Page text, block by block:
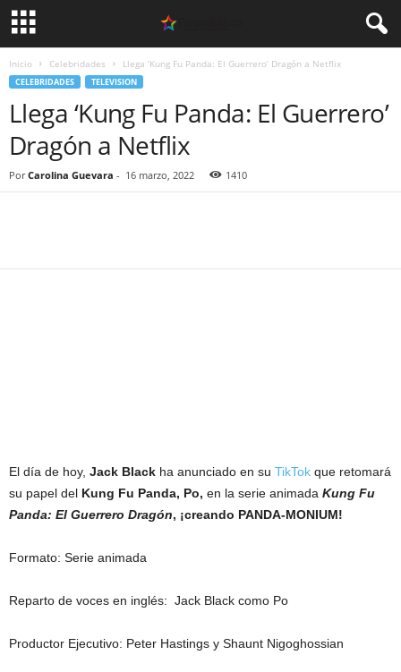
Inicio Celebridades Llega ‘Kung Fu Panda: El Guerrero’ Dragón a Netflix
CELEBRIDADES TELEVISION
Llega ‘Kung Fu Panda: El Guerrero’
Dragón a Netflix
Por Carolina Guevara - 16 marzo, 2022 1410
El día de hoy, Jack Black ha anunciado en su TikTok que retomará
su papel del Kung Fu Panda, Po, en la serie animada Kung Fu
Panda: El Guerrero Dragón, ¡creando PANDA-MONIUM!
Formato: Serie animada
Reparto de voces en inglés: Jack Black como Po
Productor Ejecutivo: Peter Hastings y Shaunt Nigoghossian